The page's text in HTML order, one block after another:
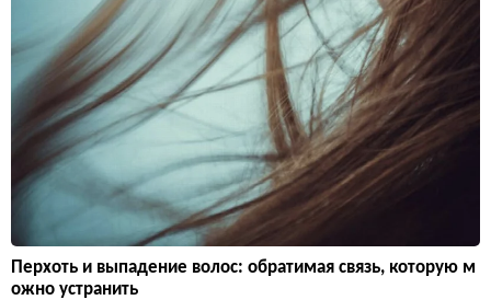
Перхоть и выпадение волос: обратимая связь, которую м
ожно устранить